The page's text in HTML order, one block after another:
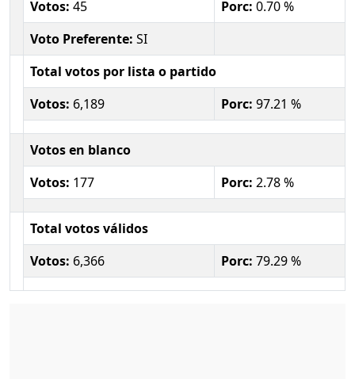
Votos: 45 Porc: 0.70 %
Voto Preferente: SI
Total votos por lista o partido
Votos: 6,189 Porc: 97.21 %
Votos en blanco
Votos: 177 Porc: 2.78 %
Total votos válidos
Votos: 6,366 Porc: 79.29 %